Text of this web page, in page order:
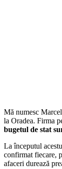
Mă numesc
la Oradea. Firma
bugetul de stat
La începutul
confirmat fiecare,
afaceri durează